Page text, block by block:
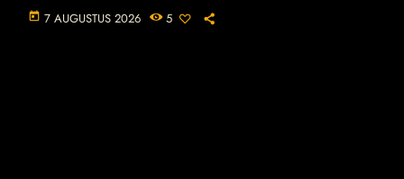
today 7 AUGUSTUS 2026 5